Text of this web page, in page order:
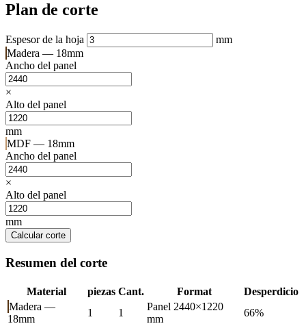
Plan de corte
Espesor de la hoja
mm
Madera — 18mm
Ancho del panel
×
Alto del panel
mm
MDF — 18mm
Ancho del panel
×
Alto del panel
mm
Calcular corte
Resumen del corte
Material piezas Cant. Format
Desperdicio
Madera —
18mm
1 1
Panel 2440×1220
mm
66%